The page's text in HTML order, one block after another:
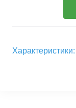
Характеристики: